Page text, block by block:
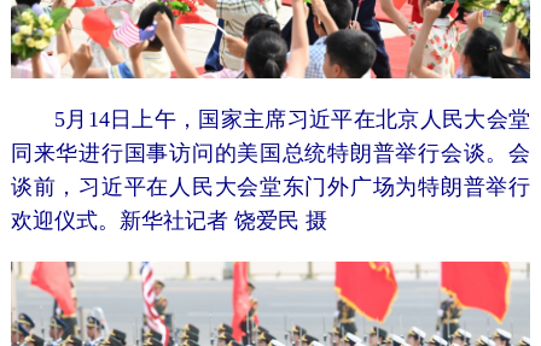
5月14日上午，国家主席习近平在北京人民大会堂
同来华进行国事访问的美国总统特朗普举行会谈。会
谈前，习近平在人民大会堂东门外广场为特朗普举行
欢迎仪式。新华社记者 饶爱民 摄